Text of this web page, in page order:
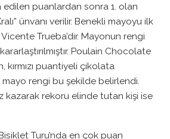
puanlardan sonra 1. olan
ünvanı verilir. Benekli mayoyu ilk
Vicente Trueba’dir. Mayonun rengi
Poulain Chocolate
kırmızı puantiyeli çikolata
rengi bu şekilde belirlendi.
kazarak rekoru elinde tutan kişi ise
Turu’nda en çok puan